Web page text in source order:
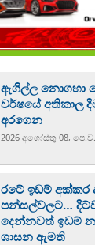
ඇගිල්ල නොගහා
වර්ෂයේ අතිකාල
අරගෙන
2026 අගෝස්‍තු 08, පෙ.ව.
රටේ ඉඩම් අක්කර
පන්සල්වලට…
දෙන්නවත් ඉඩම්
ශාසන ඇමති